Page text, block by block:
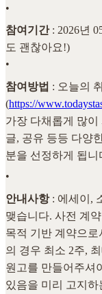
•
참여기간: 2026년
도 괜찮아요!)
•
참여방법 : 오늘의
(https://
가장 다채롭게 많
글, 공유 등등 다양
분을 선정하게 됩니
•
안내사항: 에세이,
맺습니다. 사전 계
목적 기반 계약으로
의 경우 최소 2주,
원고를 만들어주셔
있음을 미리 고지하